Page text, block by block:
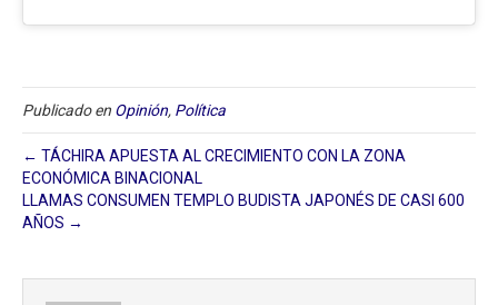
Publicado en Opinión, Política
← TÁCHIRA APUESTA AL CRECIMIENTO CON LA ZONA
ECONÓMICA BINACIONAL
LLAMAS CONSUMEN TEMPLO BUDISTA JAPONÉS DE CASI 600
AÑOS →